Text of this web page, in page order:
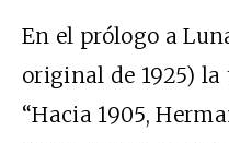
En el prólogo a
original de 1925)
“Hacia 1905,